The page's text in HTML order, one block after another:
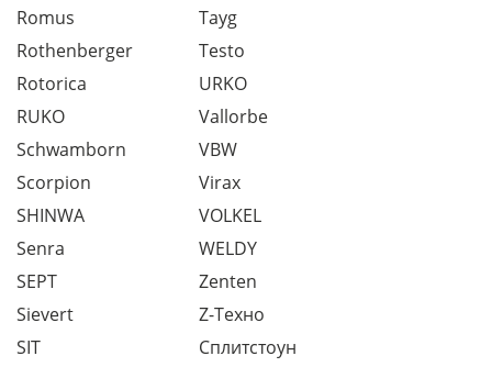
Romus
Rothenberger
Rotorica
RUKO
Schwamborn
Scorpion
SHINWA
Senra
SEPT
Sievert
SIT
Tayg
Testo
URKO
Vallorbe
VBW
Virax
VOLKEL
WELDY
Zenten
Z-Техно
Сплитстоун